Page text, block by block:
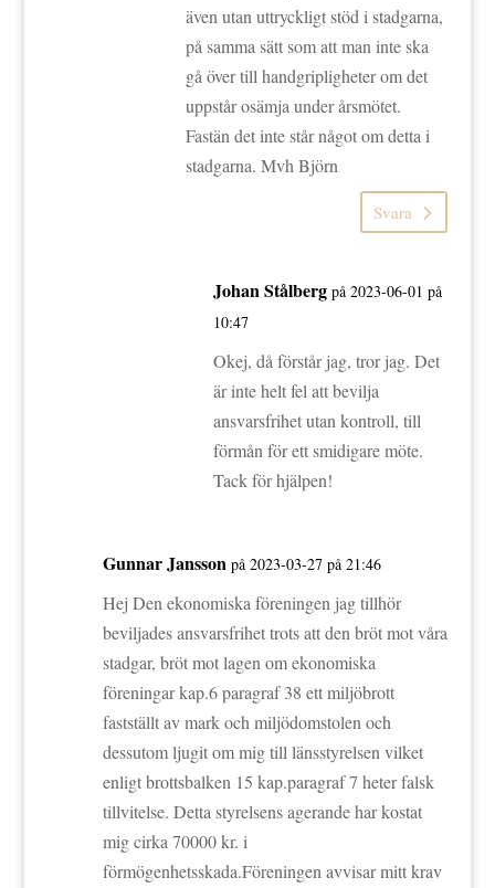
även utan uttryckligt stöd i stadgarna,
på samma sätt som att man inte ska
gå över till handgripligheter om det
uppstår osämja under årsmötet.
Fastän det inte står något om detta i
stadgarna. Mvh Björn
Svara
Johan Stålberg på 2023-06-01 på
10:47
Okej, då förstår jag, tror jag. Det
är inte helt fel att bevilja
ansvarsfrihet utan kontroll, till
förmån för ett smidigare möte.
Tack för hjälpen!
Gunnar Jansson på 2023-03-27 på 21:46
Hej Den ekonomiska föreningen jag tillhör
beviljades ansvarsfrihet trots att den bröt mot våra
stadgar, bröt mot lagen om ekonomiska
föreningar kap.6 paragraf 38 ett miljöbrott
fastställt av mark och miljödomstolen och
dessutom ljugit om mig till länsstyrelsen vilket
enligt brottsbalken 15 kap.paragraf 7 heter falsk
tillvitelse. Detta styrelsens agerande har kostat
mig cirka 70000 kr. i
förmögenhetsskada.Föreningen avvisar mitt krav